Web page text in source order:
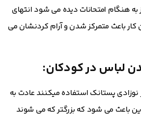
به هنگام امتحانات دیده می شود انتهای
کار باعث متمرکز شدن و آرام کردنشان می
لباس در کودکان:
پستانک استفاده میکنند عادت به
باعث می شود که بزرگتر که می شوند